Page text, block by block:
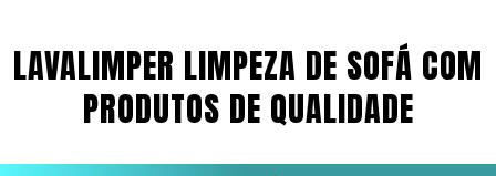
LAVALIMPER LIMPEZA DE SOFÁ COM
PRODUTOS DE QUALIDADE